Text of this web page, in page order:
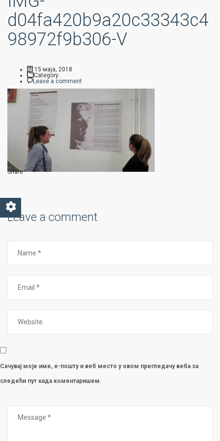
d04fa420b9a20c33343c4
98972f9b306-V
15 маја, 2018
Category:
Leave a comment
Share
Leave a comment
Сачувај моје име, е-пошту и веб место у овом прегледачу веба за
следећи пут када коментаришем.